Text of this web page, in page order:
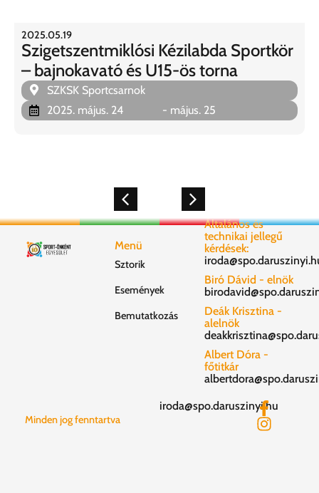
2025.05.19
Szigetszentmiklósi Kézilabda Sportkör
– bajnokavató és U15-ös torna
SZKSK Sportcsarnok
2025. május. 24
- május. 25
Menü
Sztorik
Események
Bemutatkozás
Általános és
technikai jellegű
kérdések:
Biró Dávid - elnök
Deák Krisztina -
alelnök
Albert Dóra -
főtitkár
Minden jog fenntartva
iroda@spo.daruszinyi.hu